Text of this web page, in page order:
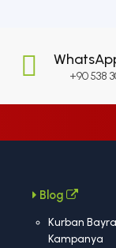
+90 538
Blog
Kurban
Kampanya